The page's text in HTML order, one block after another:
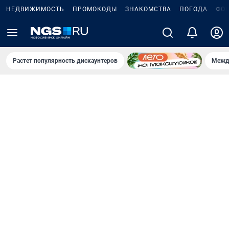
НЕДВИЖИМОСТЬ ПРОМОКОДЫ ЗНАКОМСТВА ПОГОДА
Растет популярность дискаунтеров